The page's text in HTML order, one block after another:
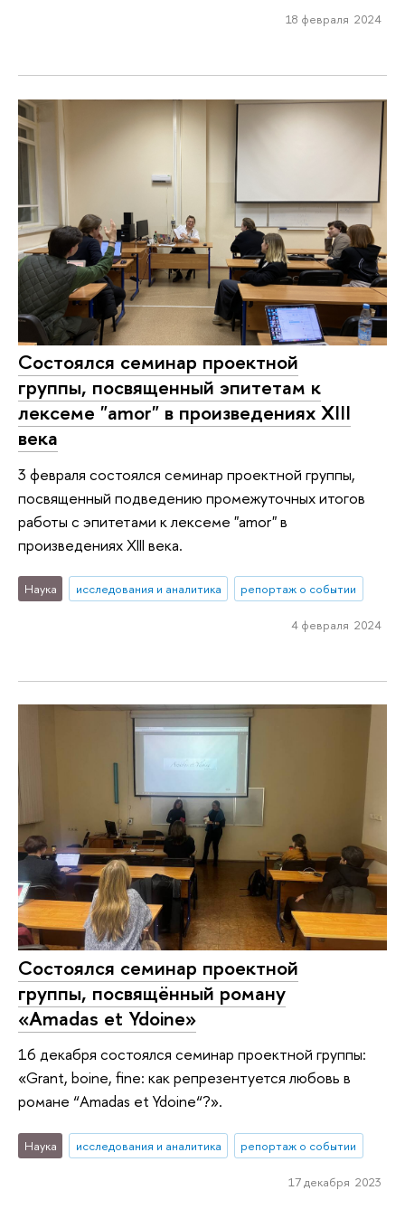
18 февраля 2024
Состоялся семинар проектной
группы, посвященный эпитетам к
лексеме "amor" в произведениях XIII
века
3 февраля состоялся семинар проектной группы,
посвященный подведению промежуточных итогов
работы с эпитетами к лексеме "amor" в
произведениях XIII века.
Наука исследования и аналитика репортаж о событии
4 февраля 2024
Состоялся семинар проектной
группы, посвящённый роману
«Amadas et Ydoine»
16 декабря состоялся семинар проектной группы:
«Grant, boine, fine: как репрезентуется любовь в
романе “Amadas et Ydoine“?».
Наука исследования и аналитика репортаж о событии
17 декабря 2023